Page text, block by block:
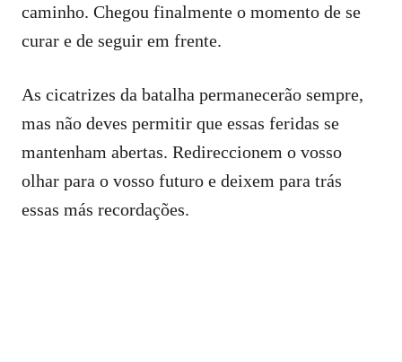
caminho. Chegou finalmente o momento de se
curar e de seguir em frente.
As cicatrizes da batalha permanecerão sempre,
mas não deves permitir que essas feridas se
mantenham abertas. Redireccionem o vosso
olhar para o vosso futuro e deixem para trás
essas más recordações.